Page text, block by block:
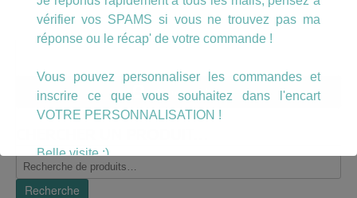
Mon compte
Recherche
pour :
Recherche
vérifier vos SPAMS si vous ne trouvez pas ma
réponse ou le récap' de votre commande !
Vous pouvez personnaliser les commandes et
inscrire ce que vous souhaitez dans l'encart
VOTRE PERSONNALISATION !
Belle visite :)